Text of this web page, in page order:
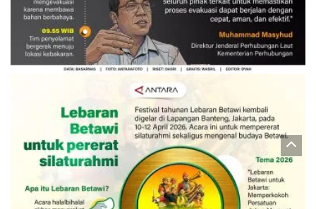
Evakuasi korban kebakaran KM
Mutiara Sentosa 2
3 Agustus 2026